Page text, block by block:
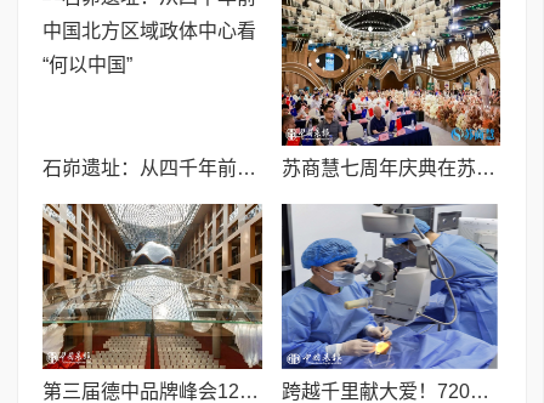
石峁遗址：从四千年前中国北方区域政体中心看“何以中国” 苏商慧七周年庆典在苏州隆重举行 七大联创共启发展新篇章
第三届德中品牌峰会12月将在柏林举办，聚焦人工智能时代品牌全球化发展 跨越千里献大爱！720光明行助力喀什150名白内障老人重获清晰视界